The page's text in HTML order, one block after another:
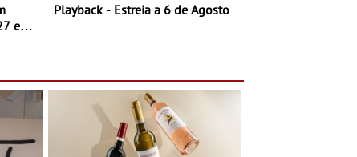
em
Playback - Estreia a 6 de Agosto